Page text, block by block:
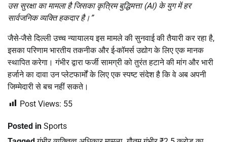
उस सुरक्षा का मामला है जिसका कृत्रिम बुद्धिमत्ता (AI) के युग में हर
सार्वजनिक व्यक्ति हकदार है।”
जैसे-जैसे दिल्ली उच्च न्यायालय इस मामले की सुनवाई की तैयारी कर रहा है,
इसका परिणाम भारतीय तकनीक और ई-कॉमर्स उद्योग के लिए एक मानक
स्थापित करेगा। गंभीर द्वारा फर्जी सामग्री को तुरंत हटाने की मांग और भारी
हर्जाने का दावा उन प्लेटफार्मों के लिए एक स्पष्ट संदेश है कि वे अब अपनी
जिम्मेदारी से बच नहीं सकते।
Post Views: 55
Posted in Sports